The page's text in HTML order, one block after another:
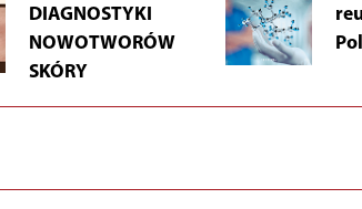
DIAGNOSTYKI
NOWOTWORÓW
SKÓRY